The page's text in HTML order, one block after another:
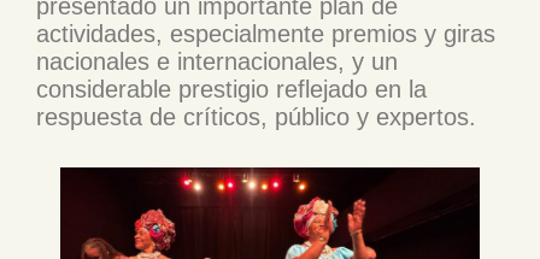
presentado un importante plan de
actividades, especialmente premios y giras
nacionales e internacionales, y un
considerable prestigio reflejado en la
respuesta de críticos, público y expertos.